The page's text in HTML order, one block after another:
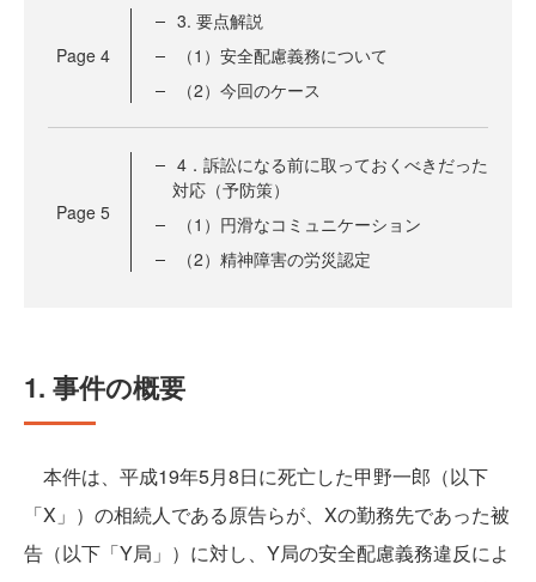
Page 4
3. 要点解説
（1）安全配慮義務について
（2）今回のケース
Page 5
4．訴訟になる前に取っておくべきだった
対応（予防策）
（1）円滑なコミュニケーション
（2）精神障害の労災認定
1. 事件の概要
本件は、平成19年5月8日に死亡した甲野一郎（以下
「X」）の相続人である原告らが、Xの勤務先であった被
告（以下「Y局」）に対し、Y局の安全配慮義務違反によ